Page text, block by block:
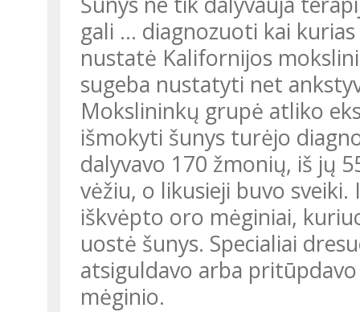
gali ... diagnozuoti kai
nustatė Kalifornijos
sugeba nustatyti net
Mokslininkų grupė atliko
išmokyti šunys turėjo
dalyvavo 170 žmonių, iš jų
vėžiu, o likusieji buvo
iškvėpto oro mėginiai,
uostė šunys. Specialiai
atsiguldavo arba
mėginio.